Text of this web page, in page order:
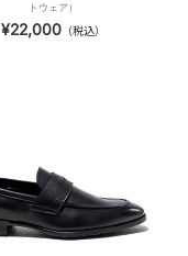
トウェア）
¥22,000（税込）